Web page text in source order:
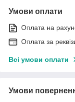
Умови оплати
Оплата на
Оплата за
Всі умови оплати
Умови